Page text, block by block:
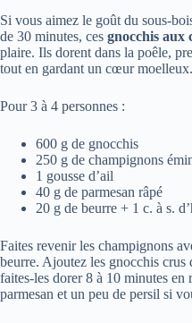
Si vous aimez le goût du sous-
de 30 minutes, ces gnocchis aux
plaire. Ils dorent dans la poêle,
tout en gardant un cœur moelleux.
Pour 3 à 4 personnes :
600 g de gnocchis
250 g de champignons
1 gousse d’ail
40 g de parmesan râpé
20 g de beurre + 1 c. à s.
Faites revenir les champignons
beurre. Ajoutez les gnocchis crus
faites-les dorer 8 à 10 minutes en
parmesan et un peu de persil si